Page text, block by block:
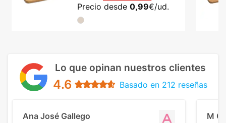
Precio desde 0,99€/ud.
Lo que opinan nuestros clientes
4.6 Basado en 212 reseñas
Ana José Gallego M C